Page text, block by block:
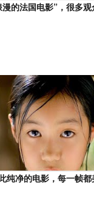
漫的法国电影”，很多
纯净的电影，每一帧